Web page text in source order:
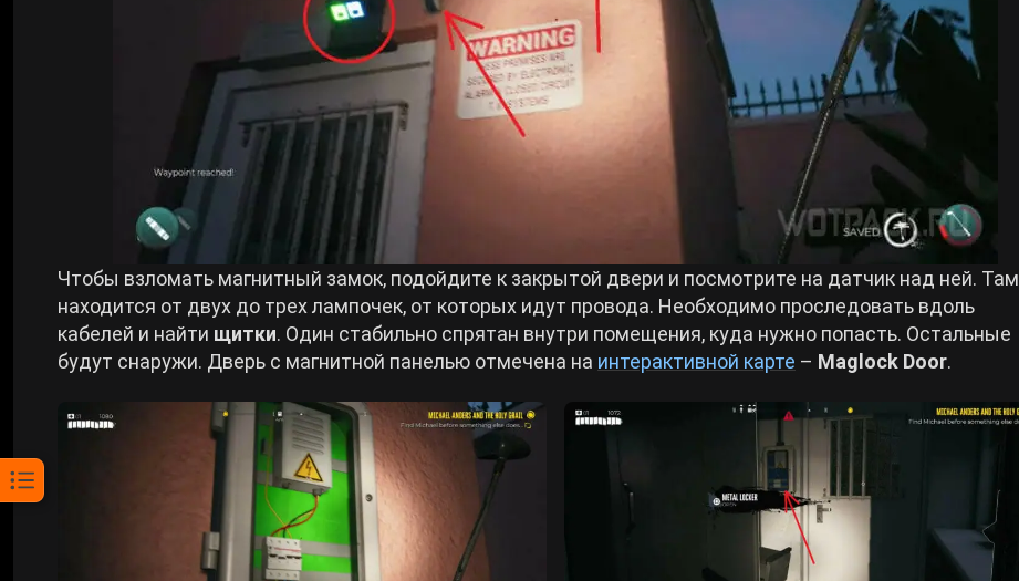
Чтобы взломать магнитный замок, подойдите к закрытой двери и посмотрите на датчик над ней. Там
находится от двух до трех лампочек, от которых идут провода. Необходимо проследовать вдоль
кабелей и найти щитки. Один стабильно спрятан внутри помещения, куда нужно попасть. Остальные
будут снаружи. Дверь с магнитной панелью отмечена на интерактивной карте – Maglock Door.